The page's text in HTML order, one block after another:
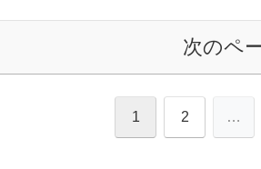
次のペ
1 2 …